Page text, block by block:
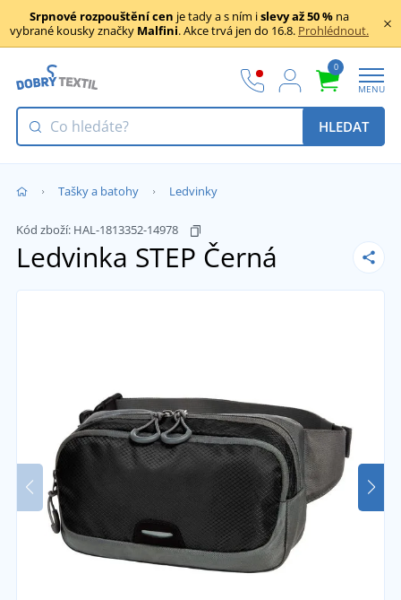
Srpnové rozpouštění cen je tady a s ním islevy až 50 % na
vybrané kousky značky Malfini. Akce trvá jen do 16.8. Prohlédnout.
0
MENU
HLEDAT
Tašky a batohy Ledvinky
Kód zboží: HAL-1813352-14978
Ledvinka STEP Černá